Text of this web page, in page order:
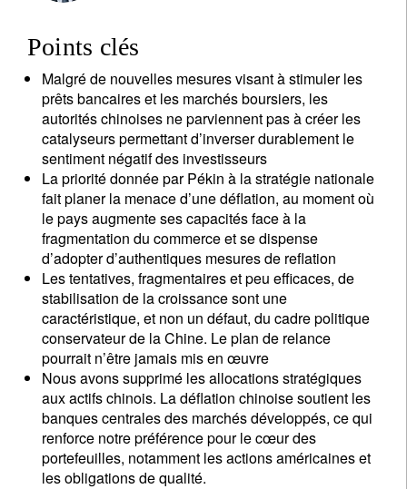
Points clés
Malgré de nouvelles mesures visant à stimuler les
prêts bancaires et les marchés boursiers, les
autorités chinoises ne parviennent pas à créer les
catalyseurs permettant d’inverser durablement le
sentiment négatif des investisseurs
La priorité donnée par Pékin à la stratégie nationale
fait planer la menace d’une déflation, au moment où
le pays augmente ses capacités face à la
fragmentation du commerce et se dispense
d’adopter d’authentiques mesures de reflation
Les tentatives, fragmentaires et peu efficaces, de
stabilisation de la croissance sont une
caractéristique, et non un défaut, du cadre politique
conservateur de la Chine. Le plan de relance
pourrait n’être jamais mis en œuvre
Nous avons supprimé les allocations stratégiques
aux actifs chinois. La déflation chinoise soutient les
banques centrales des marchés développés, ce qui
renforce notre préférence pour le cœur des
portefeuilles, notamment les actions américaines et
les obligations de qualité.